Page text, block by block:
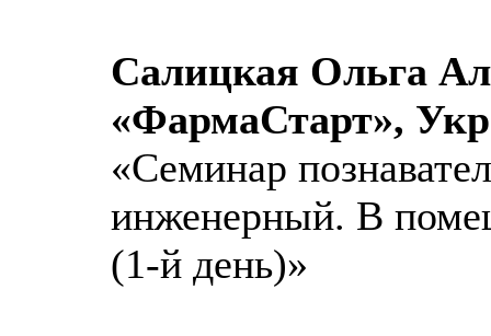
Салицкая Ольга
«ФармаСтарт»,
«Семинар
инженерный. В
(1-й день)»